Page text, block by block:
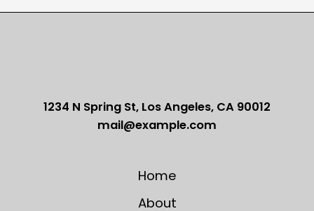
1234 N Spring St, Los Angeles, CA 90012
mail@example.com
Home
About